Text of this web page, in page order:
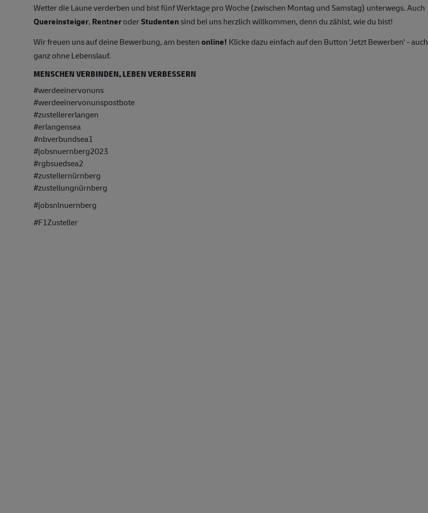
Wetter die Laune verderben und bist fünf Werktage pro Woche (zwischen Montag und Samstag) unterwegs. Auch
Quereinsteiger, RentneroderStudentensind bei uns herzlich willkommen, denn du zählst, wie du bist!
Wir freuen uns auf deine Bewerbung, am bestenonline! Klicke dazu einfach auf den Button 'Jetzt Bewerben' - auch
ganz ohne Lebenslauf.
MENSCHEN VERBINDEN, LEBEN VERBESSERN
#werdeeinervonuns
#werdeeinervonunspostbote
#zustellererlangen
#erlangensea
#nbverbundsea1
#jobsnuernberg2023
#rgbsuedsea2
#zustellernürnberg
#zustellungnürnberg
#jobsnlnuernberg
#F1Zusteller